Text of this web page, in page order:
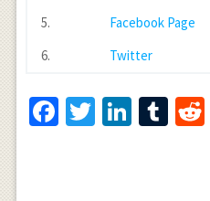
5.
Facebook Page
6.
Twitter
Facebook
Twitter